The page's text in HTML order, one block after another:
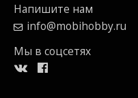
Напишите нам
info@mobihobby.ru
Мы в соцсетях